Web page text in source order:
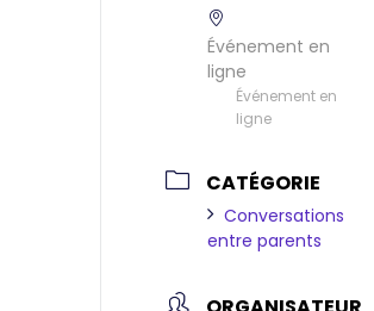
Événement en
ligne
Événement en
ligne
CATÉGORIE
Conversations
entre parents